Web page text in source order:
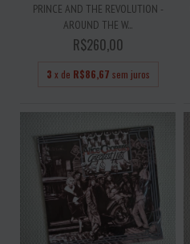
PRINCE AND THE REVOLUTION -
AROUND THE W...
R$260,00
3 x de R$86,67 sem juros